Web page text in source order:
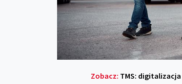
Zobacz: TMS: